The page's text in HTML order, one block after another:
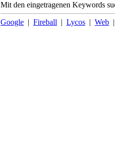
Mit den eingetragenen Keywords
Google | Fireball | Lycos | Web